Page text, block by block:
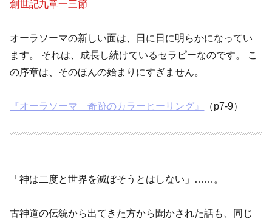
創世記九章一三節
オーラソーマの新しい面は、日に日に明らかになってい
ます。 それは、成長し続けているセラピーなのです。 こ
の序章は、そのほんの始まりにすぎません。
『オーラソーマ 奇跡のカラーヒーリング』 （p7-9）
「神は二度と世界を滅ぼそうとはしない」……。
古神道の伝統から出てきた方から聞かされた話も、同じ